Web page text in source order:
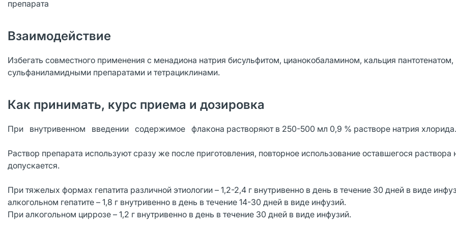
препарата
Взаимодействие
Избегать совместного применения с менадиона натрия бисульфитом, цианокобаламином, кальция пантотенатом,
сульфаниламидными препаратами и тетрациклинами.
Как принимать, курс приема и дозировка
При внутривенном введении содержимое флакона растворяют в 250-500 мл 0,9 % растворе натрия хлорида.
Раствор препарата используют сразу же после приготовления, повторное использование оставшегося раствора
допускается.
При тяжелых формах гепатита различной этиологии – 1,2-2,4 г внутривенно в день в течение 30 дней в виде
алкогольном гепатите – 1,8 г внутривенно в день в течение 14-30 дней в виде инфузий.
При алкогольном циррозе – 1,2 г внутривенно в день в течение 30 дней в виде инфузий.